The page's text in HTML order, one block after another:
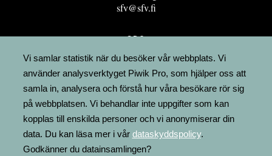
sfv@sfv.fi
GRO
FÖRENINGSRESURSEN
MINNESRUNOR.FI
UPPSLAGSVERKET FINLAND
LÄGENHETER
FAKTURERING
Vi samlar statistik när du besöker vår webbplats. Vi
använder analysverktyget Piwik Pro, som hjälper oss att
samla in, analysera och förstå hur våra besökare rör sig
på webbplatsen. Vi behandlar inte uppgifter som kan
kopplas till enskilda personer och vi anonymiserar din
data. Du kan läsa mer i vår dataskyddspolicy.
Godkänner du datainsamlingen?